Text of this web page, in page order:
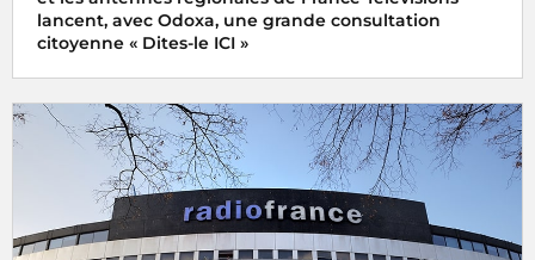
lancent, avec Odoxa, une grande consultation
citoyenne « Dites-le ICI »